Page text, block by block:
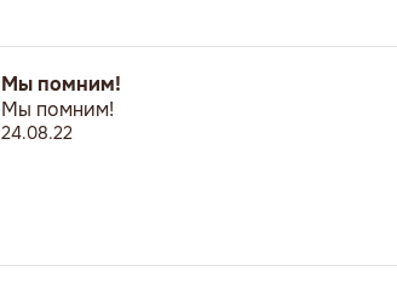
Мы помним!
Мы помним!
24.08.22